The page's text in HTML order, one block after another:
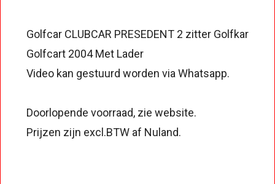
Golfcar CLUBCAR PRESEDENT 2 zitter Golfkar
Golfcart 2004 Met Lader
Video kan gestuurd worden via Whatsapp.
Doorlopende voorraad, zie website.
Prijzen zijn excl.BTW af Nuland.